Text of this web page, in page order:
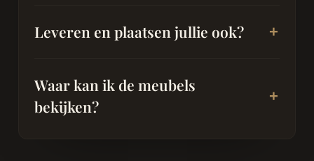
Leveren en plaatsen jullie ook?
Waar kan ik de meubels
bekijken?